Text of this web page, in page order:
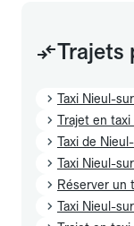
Trajets
Taxi Nieul-
Trajet en
Taxi de
Taxi Nieul-
Réserver un
Taxi Nieul-